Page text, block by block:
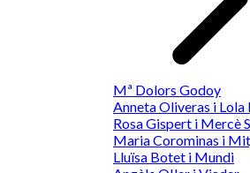
Mª Dolors Godoy
Anneta Oliveras i Lola
Rosa Gispert i Mercè
Maria Corominas i
Lluïsa Botet i Mundi